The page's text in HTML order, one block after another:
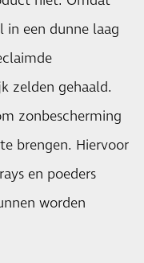
in een dunne laag
zelden gehaald.
zonbescherming
brengen. Hiervoor
en poeders
worden